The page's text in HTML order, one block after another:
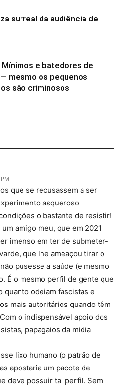
surreal da audiência de
e batedores de
mesmo os pequenos
são criminosos
que se recusassem a ser
asqueroso
o bastante de resistir!
amigo meu, que em 2021
imenso em ter de submeter-
que lhe ameaçou tirar o
pusesse a saúde (e mesmo
É o mesmo perfil de gente que
quanto odeiam fascistas e
mais autoritários quando têm
o indispensável apoio dos
papagaios da mídia
lixo humano (o patrão de
apostaria um pacote de
deve possuir tal perfil. Sem